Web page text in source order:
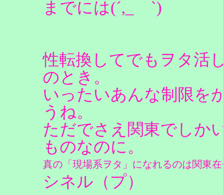
までには(´,_ゝ`)
性転換してでもヲタ活
のとき。
いったいあんな制限を
うね。
ただでさえ関東でしか
ものなのに。
真の「現場系ヲタ」になれるのは関東
シネル（プ）